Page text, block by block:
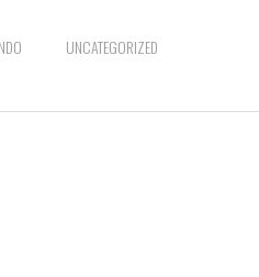
UNCATEGORIZED